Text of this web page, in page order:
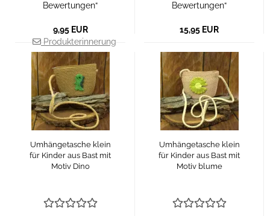
Bewertungen“
9,95 EUR
Produkterinnerung
Bewertungen“
15,95 EUR
Umhängetasche klein
für Kinder aus Bast mit
Motiv Dino
Umhängetasche klein
für Kinder aus Bast mit
Motiv blume